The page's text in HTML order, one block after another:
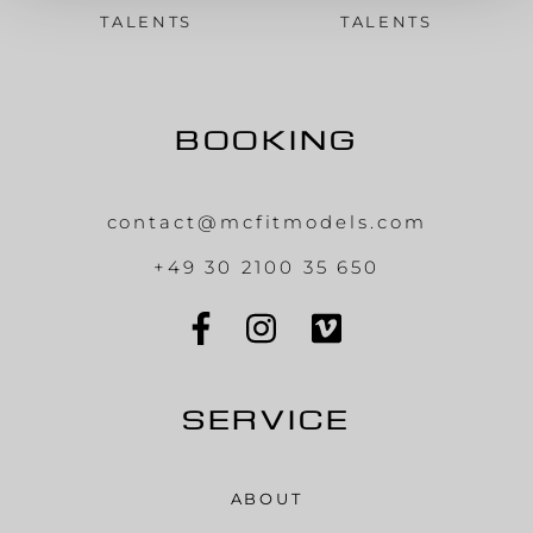
TALENTS TALENTS
BOOKING
contact@mcfitmodels.com
+49 30 2100 35 650
SERVICE
ABOUT